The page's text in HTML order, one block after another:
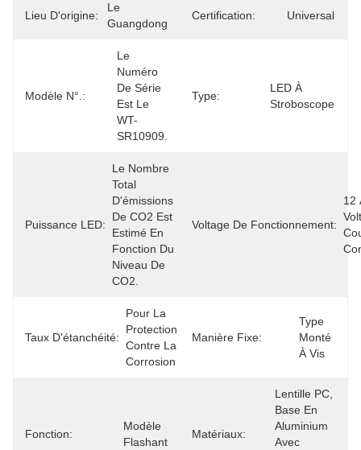
Lieu D'origine:
Le
Guangdong
Certification: Universal
Modèle N°.:
Le
Numéro
De Série
Est Le
WT-
SR10909.
Type:
LED À
Stroboscope
Puissance LED:
Le Nombre
Total
D'émissions
De CO2 Est
Estimé En
Fonction Du
Niveau De
CO2.
Voltage De Fonctionnement:
12
Taux D'étanchéité:
Pour La
Protection
Contre La
Corrosion
Manière Fixe:
Type
Monté
À Vis
Fonction:
Modèle
Flashant
Matériaux:
Lentille PC,
Base En
Aluminium
Avec